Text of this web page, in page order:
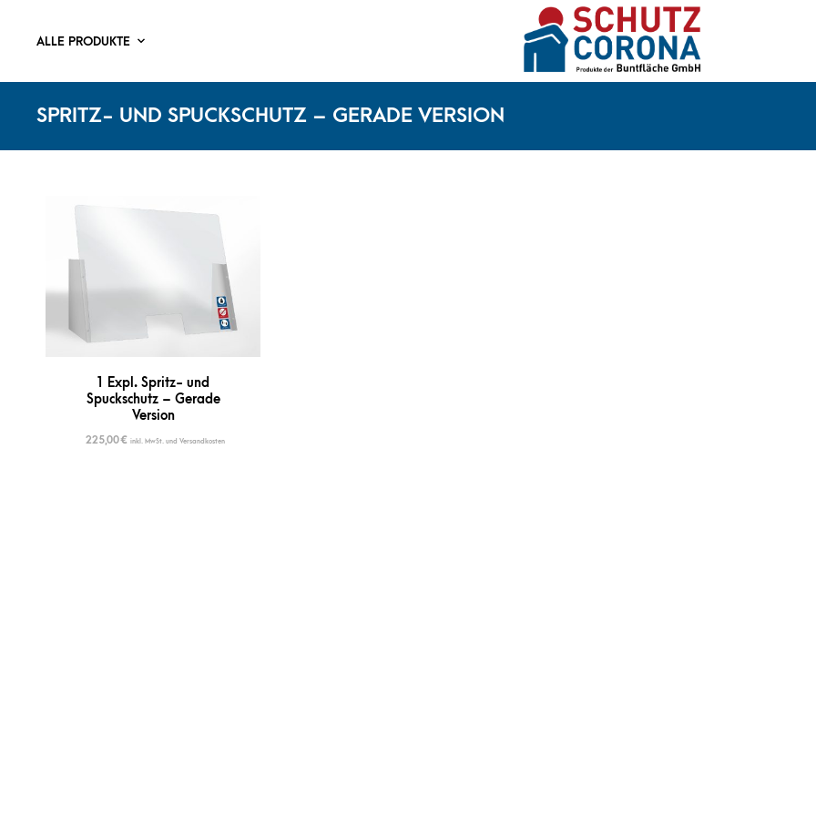
ALLE PRODUKTE
SPRITZ- UND SPUCKSCHUTZ – GERADE VERSION
1 Expl. Spritz- und
Spuckschutz – Gerade
Version
225,00€ inkl. MwSt. und Versandkosten